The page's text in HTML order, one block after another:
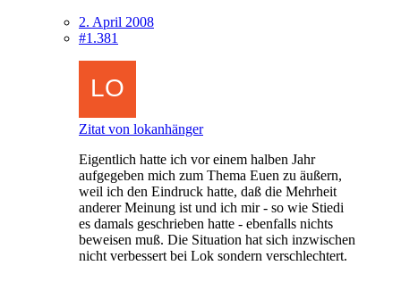
2. April 2008
#1.381
Zitat von lokanhänger
Eigentlich hatte ich vor einem halben Jahr
aufgegeben mich zum Thema Euen zu äußern,
weil ich den Eindruck hatte, daß die Mehrheit
anderer Meinung ist und ich mir - so wie Stiedi
es damals geschrieben hatte - ebenfalls nichts
beweisen muß. Die Situation hat sich inzwischen
nicht verbessert bei Lok sondern verschlechtert.